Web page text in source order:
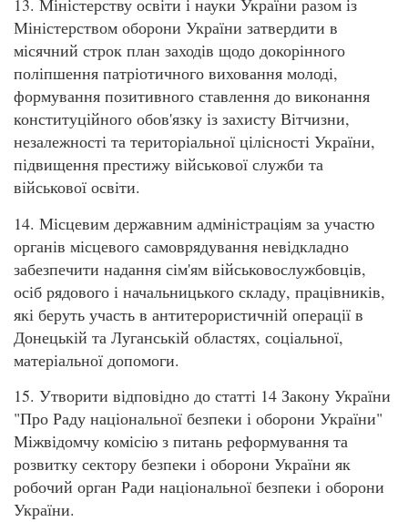
13. Міністерству освіти і науки України разом із
Міністерством оборони України затвердити в
місячний строк план заходів щодо докорінного
поліпшення патріотичного виховання молоді,
формування позитивного ставлення до виконання
конституційного обов'язку із захисту Вітчизни,
незалежності та територіальної цілісності України,
підвищення престижу військової служби та
військової освіти.
14. Місцевим державним адміністраціям за участю
органів місцевого самоврядування невідкладно
забезпечити надання сім'ям військовослужбовців,
осіб рядового і начальницького складу, працівників,
які беруть участь в антитерористичній операції в
Донецькій та Луганській областях, соціальної,
матеріальної допомоги.
15. Утворити відповідно до статті 14 Закону України
"Про Раду національної безпеки і оборони України"
Міжвідомчу комісію з питань реформування та
розвитку сектору безпеки і оборони України як
робочий орган Ради національної безпеки і оборони
України.